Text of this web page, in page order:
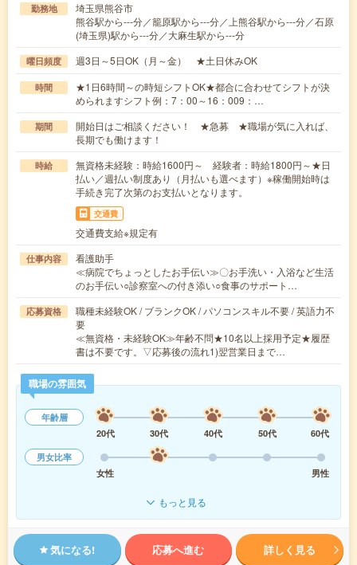
勤務地
埼玉県熊谷市
熊谷駅から---分／籠原駅から---分／上熊谷駅から---分／石原
(埼玉県)駅から---分／大麻生駅から---分
曜日頻度 週3日～5日OK（月～金） ★土日休みOK
時間
★1日6時間～の時短シフトOK★都合に合わせてシフトが決
められますシフト例：7：00～16：009：…
期間
開始日はご相談ください！ ★急募 ★職場が気に入れば、
長期でも働けます！
時給
無資格未経験：時給1600円～ 経験者：時給1800円～★日
払い／週払い制度あり（月払いも選べます）※稼働開始時は
手続き完了次第のお支払いとなります。
交通費
交通費支給※規定有
仕事内容
看護助手
≪病院でちょっとしたお手伝い≫〇お手洗い・入浴など生活
のお手伝い○診察室への付き添い○食事のサポート…
応募資格
職種未経験OK / ブランクOK / パソコンスキル不要 / 英語力不
要
≪無資格・未経験OK≫年齢不問★10名以上採用予定★履歴
書は不要です。▽応募後の流れ1)翌営業日まで…
職場の雰囲気
年齢層
20代
30代 40代 50代
60代
男女比率
女性
男性
もっと見る
気になる! 応募へ進む 詳しく見る